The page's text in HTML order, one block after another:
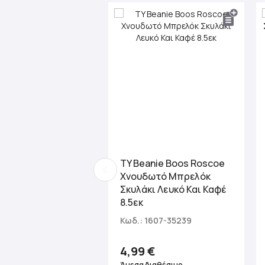
TY Beanie Boos Roscoe
Χνουδωτό Μπρελόκ
Σκυλάκι Λευκό Και Καφέ
8.5εκ
Κωδ.: 1607-35239
4,99 €